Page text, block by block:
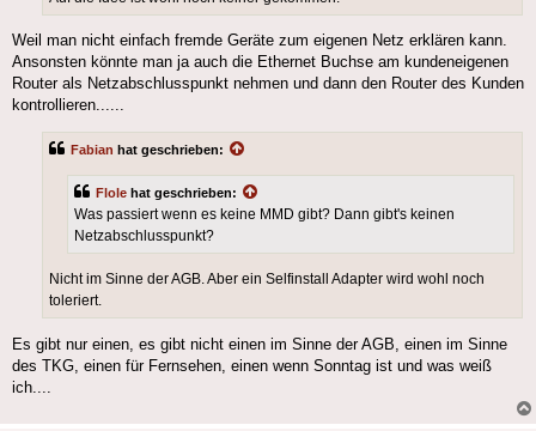
Weil man nicht einfach fremde Geräte zum eigenen Netz erklären kann.
Ansonsten könnte man ja auch die Ethernet Buchse am kundeneigenen
Router als Netzabschlusspunkt nehmen und dann den Router des Kunden
kontrollieren......
Fabian hat geschrieben:
Flole hat geschrieben:
Was passiert wenn es keine MMD gibt? Dann gibt's keinen
Netzabschlusspunkt?
Nicht im Sinne der AGB. Aber ein Selfinstall Adapter wird wohl noch
toleriert.
Es gibt nur einen, es gibt nicht einen im Sinne der AGB, einen im Sinne
des TKG, einen für Fernsehen, einen wenn Sonntag ist und was weiß
ich....